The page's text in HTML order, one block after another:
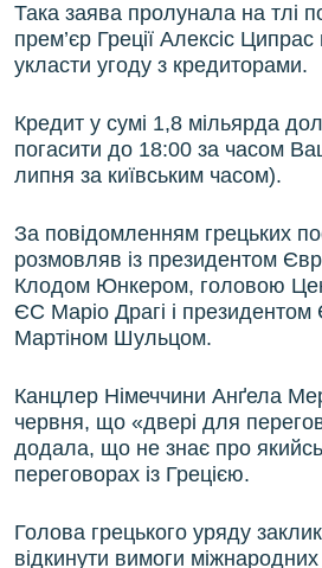
Така заява пролунала на тлі
прем’єр Греції Алексіс
укласти угоду з кредиторами.
Кредит у сумі 1,8 мільярда
погасити до 18:00 за часом
липня за київським часом).
За повідомленням грецьких
розмовляв із президентом
Клодом Юнкером, головою
ЄС Маріо Драгі і
Мартіном Шульцом.
Канцлер Німеччини Анґела
червня, що «двері для
додала, що не знає про
переговорах із Грецією.
Голова грецького уряду
відкинути вимоги